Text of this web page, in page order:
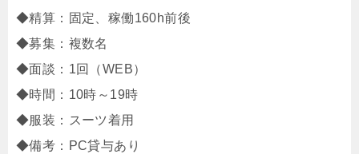
◆精算：固定、稼働160h前後
◆募集：複数名
◆面談：1回（WEB）
◆時間：10時～19時
◆服装：スーツ着用
◆備考：PC貸与あり